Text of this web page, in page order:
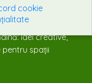
idei creative,
spații
cookie